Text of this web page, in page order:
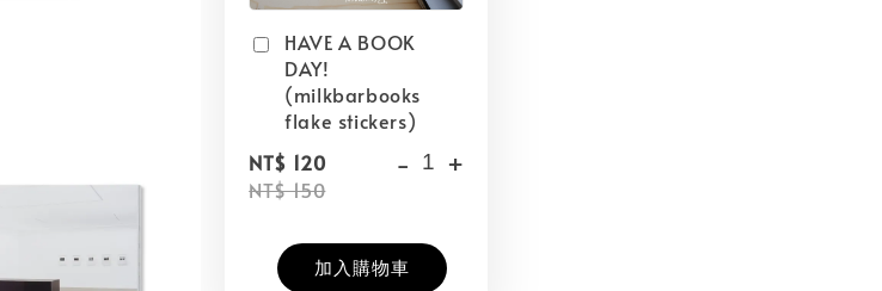
HAVE A BOOK
DAY!
(milkbarbooks
flake stickers)
NT$ 120
NT$ 150
- +
加入購物車